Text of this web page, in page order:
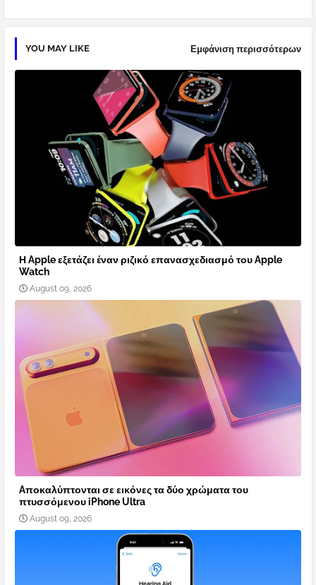
YOU MAY LIKE Εμφάνιση περισσότερων
Η Apple εξετάζει έναν ριζικό επανασχεδιασμό του Apple
Watch
August 09, 2026
Aποκαλύπτονται σε εικόνες τα δύο χρώματα του
πτυσσόμενου iPhone Ultra
August 09, 2026